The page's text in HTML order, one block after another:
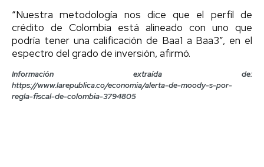
“Nuestra metodología nos dice que el perfil de
crédito de Colombia está alineado con uno que
podría tener una calificación de Baa1 a Baa3”, en el
espectro del grado de inversión, afirmó.
Información extraída de:
https://www.larepublica.co/economia/alerta-de-moody-s-por-
regla-fiscal-de-colombia-3794805